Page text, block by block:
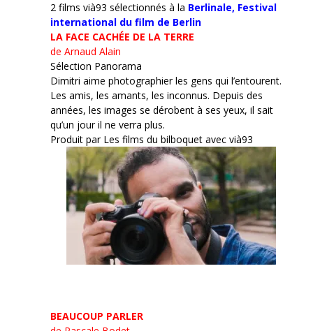
2 films vià93 sélectionnés à la Berlinale, Festival
international du film de Berlin
LA FACE CACHÉE DE LA TERRE
de Arnaud Alain
Sélection Panorama
Dimitri aime photographier les gens qui l’entourent.
Les amis, les amants, les inconnus. Depuis des
années, les images se dérobent à ses yeux, il sait
qu’un jour il ne verra plus.
Produit par Les films du bilboquet avec vià93
BEAUCOUP PARLER